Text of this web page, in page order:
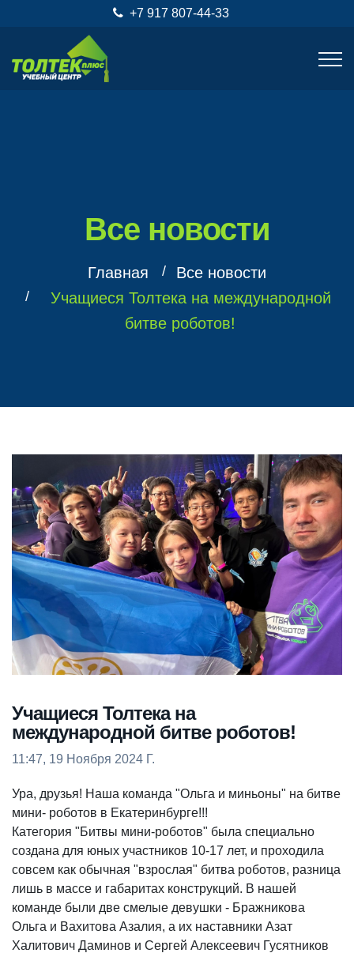
+7 917 807-44-33
Все новости
Главная
Все новости
Учащиеся Толтека на международной
битве роботов!
Учащиеся Толтека на
международной битве роботов!
11:47, 19 Ноября 2024 Г.
Ура, друзья! Наша команда "Ольга и миньоны" на битве
мини- роботов в Екатеринбурге!!!
Категория "Битвы мини-роботов" была специально
создана для юных участников 10-17 лет, и проходила
совсем как обычная "взрослая" битва роботов, разница
лишь в массе и габаритах конструкций. В нашей
команде были две смелые девушки - Бражникова
Ольга и Вахитова Азалия, а их наставники Азат
Халитович Даминов и Сергей Алексеевич Гусятников